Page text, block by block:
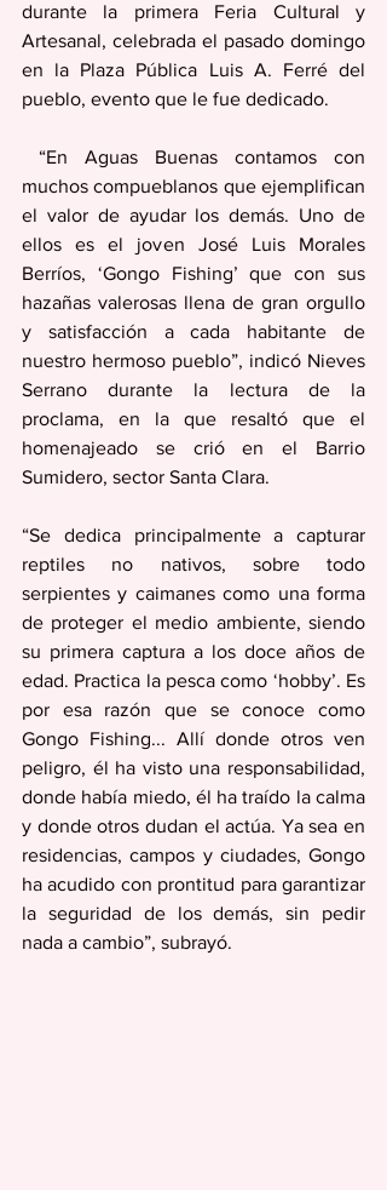
durante la primera Feria Cultural y
Artesanal, celebrada el pasado domingo
en la Plaza Pública Luis A. Ferré del
pueblo, evento que le fue dedicado.
muchos compueblanos que ejemplifican
el valor de ayudar los demás. Uno de
ellos es el joven José Luis Morales
Berríos, ‘Gongo Fishing’ que con sus
hazañas valerosas llena de gran orgullo
y satisfacción a cada habitante de
nuestro hermoso pueblo”, indicó Nieves
Serrano durante la lectura de la
proclama, en la que resaltó que el
homenajeado se crió en el Barrio
Sumidero, sector Santa Clara.
“Se dedica principalmente a capturar
reptiles no nativos, sobre todo
serpientes y caimanes como una forma
de proteger el medio ambiente, siendo
su primera captura a los doce años de
edad. Practica la pesca como ‘hobby’. Es
por esa razón que se conoce como
Gongo Fishing... Allí donde otros ven
peligro, él ha visto una responsabilidad,
donde había miedo, él ha traído la calma
y donde otros dudan el actúa. Ya sea en
residencias, campos y ciudades, Gongo
ha acudido con prontitud para garantizar
la seguridad de los demás, sin pedir
nada a cambio”, subrayó.